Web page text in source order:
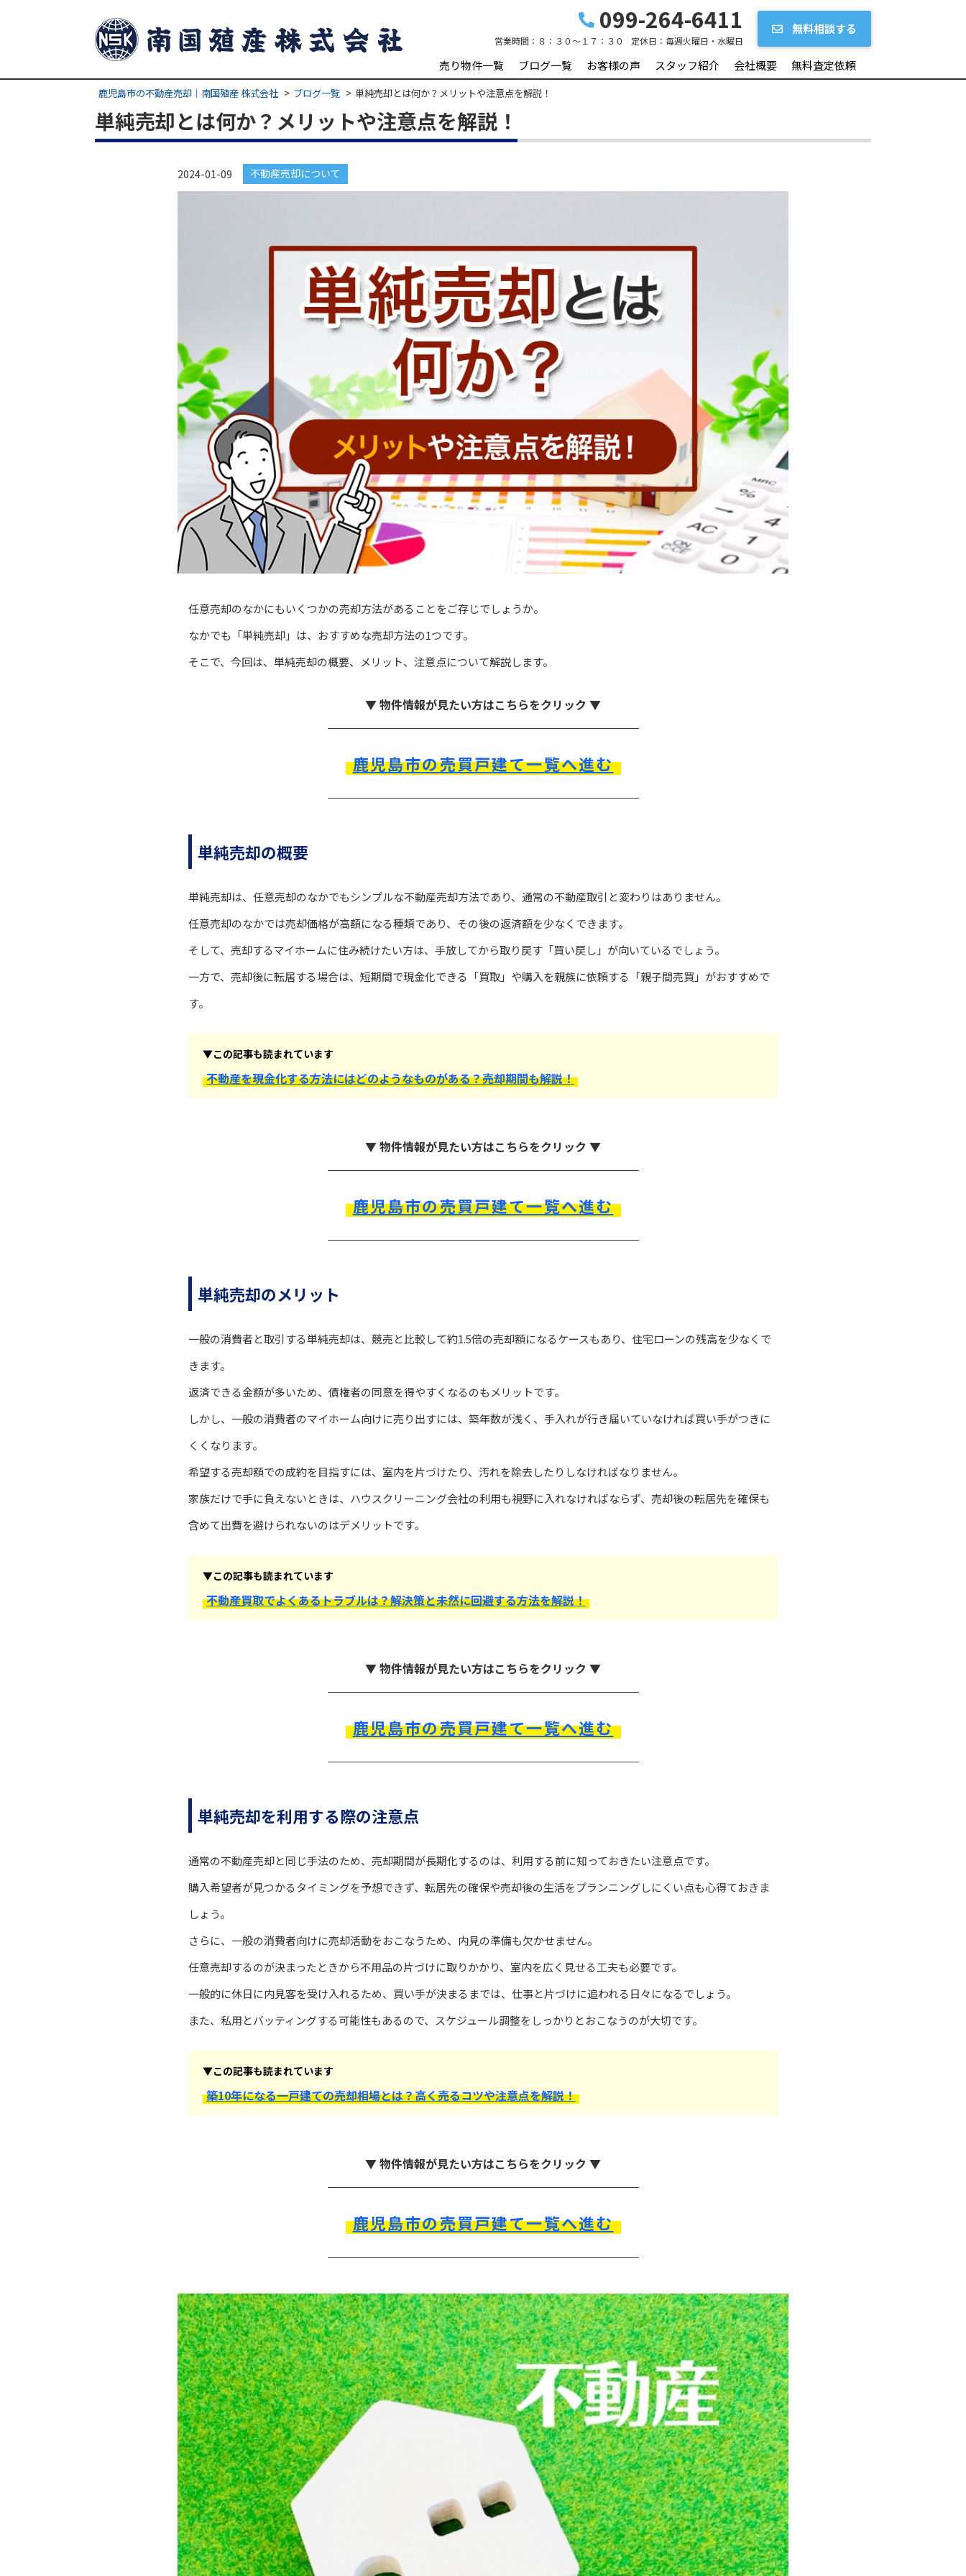
099-264-6411
営業時間： ８：３０～１７：３０ 定休日： 毎週火曜日・水曜日
無料相談する
売り物件一覧 ブログ一覧 お客様の声 スタッフ紹介 会社概要 無料査定依頼
鹿児島市の不動産売却｜南国殖産 株式会社 ブログ一覧 単純売却とは何か？メリットや注意点を解説！
単純売却とは何か？メリットや注意点を解説！
2024-01-09 不動産売却について
任意売却のなかにもいくつかの売却方法があることをご存じでしょうか。
なかでも「単純売却」は、おすすめな売却方法の1つです。
そこで、今回は、単純売却の概要、メリット、注意点について解説します。
▼ 物件情報が見たい方はこちらをクリック ▼
鹿児島市の売買戸建て一覧へ進む
単純売却の概要
単純売却は、任意売却のなかでもシンプルな不動産売却方法であり、通常の不動産取引と変わりはありません。
任意売却のなかでは売却価格が高額になる種類であり、その後の返済額を少なくできます。
そして、売却するマイホームに住み続けたい方は、手放してから取り戻す「買い戻し」が向いているでしょう。
一方で、売却後に転居する場合は、短期間で現金化できる「買取」や購入を親族に依頼する「親子間売買」がおすすめで
す。
▼この記事も読まれています
不動産を現金化する方法にはどのようなものがある？売却期間も解説！
▼ 物件情報が見たい方はこちらをクリック ▼
鹿児島市の売買戸建て一覧へ進む
単純売却のメリット
一般の消費者と取引する単純売却は、競売と比較して約1.5倍の売却額になるケースもあり、住宅ローンの残高を少なくで
きます。
返済できる金額が多いため、債権者の同意を得やすくなるのもメリットです。
しかし、一般の消費者のマイホーム向けに売り出すには、築年数が浅く、手入れが行き届いていなければ買い手がつきに
くくなります。
希望する売却額での成約を目指すには、室内を片づけたり、汚れを除去したりしなければなりません。
家族だけで手に負えないときは、ハウスクリーニング会社の利用も視野に入れなければならず、売却後の転居先を確保も
含めて出費を避けられないのはデメリットです。
▼この記事も読まれています
不動産買取でよくあるトラブルは？解決策と未然に回避する方法を解説！
▼ 物件情報が見たい方はこちらをクリック ▼
鹿児島市の売買戸建て一覧へ進む
単純売却を利用する際の注意点
通常の不動産売却と同じ手法のため、売却期間が長期化するのは、利用する前に知っておきたい注意点です。
購入希望者が見つかるタイミングを予想できず、転居先の確保や売却後の生活をプランニングしにくい点も心得ておきま
しょう。
さらに、一般の消費者向けに売却活動をおこなうため、内見の準備も欠かせません。
任意売却するのが決まったときから不用品の片づけに取りかかり、室内を広く見せる工夫も必要です。
一般的に休日に内見客を受け入れるため、買い手が決まるまでは、仕事と片づけに追われる日々になるでしょう。
また、私用とバッティングする可能性もあるので、スケジュール調整をしっかりとおこなうのが大切です。
▼この記事も読まれています
築10年になる一戸建ての売却相場とは？高く売るコツや注意点を解説！
▼ 物件情報が見たい方はこちらをクリック ▼
鹿児島市の売買戸建て一覧へ進む